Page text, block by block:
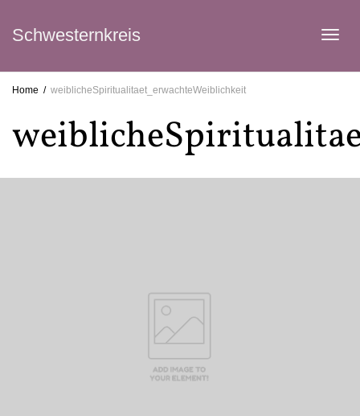
Schwesternkreis
Home weiblicheSpiritualitaet_erwachteWeiblichkeit